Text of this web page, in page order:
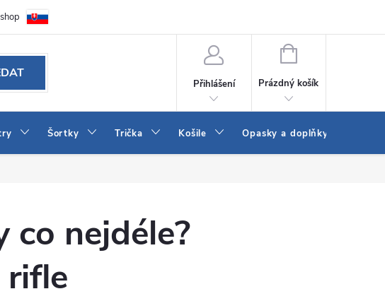
Kontakt
Přihlášení
NÁKUPNÍ
Prázdný košík
Šortky Trička Košile Opasky a doplňky
co nejdéle?
rifle